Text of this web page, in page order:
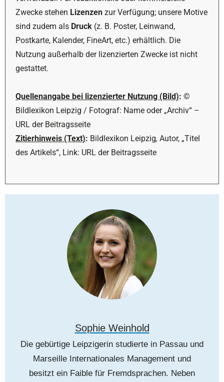
Zwecke stehen Lizenzen zur Verfügung; unsere Motive
sind zudem als Druck (z. B. Poster, Leinwand,
Postkarte, Kalender, FineArt, etc.) erhältlich. Die
Nutzung außerhalb der lizenzierten Zwecke ist nicht
gestattet.
Quellenangabe bei lizenzierter Nutzung (Bild): ©
Bildlexikon Leipzig / Fotograf: Name oder „Archiv“ –
URL der Beitragsseite
Zitierhinweis (Text): Bildlexikon Leipzig, Autor, „Titel
des Artikels“, Link: URL der Beitragsseite
Sophie Weinhold
Die gebürtige Leipzigerin studierte in Passau und
Marseille Internationales Management und
besitzt ein Faible für Fremdsprachen. Neben